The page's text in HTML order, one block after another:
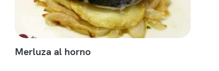
Merluza al horno